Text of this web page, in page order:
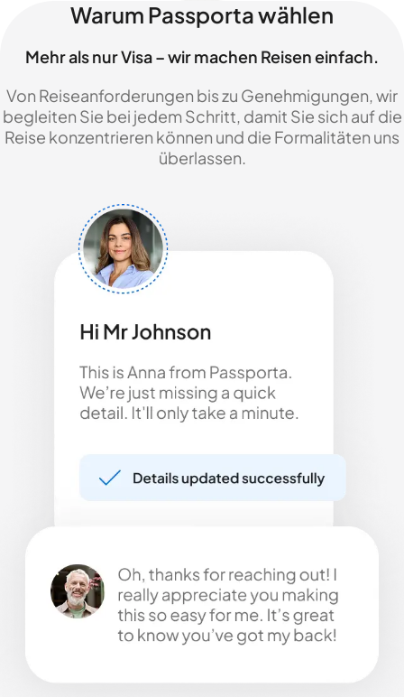
Warum Passporta wählen
Mehr als nur Visa – wir machen Reisen einfach.
Von Reiseanforderungen bis zu Genehmigungen, wir
begleiten Sie bei jedem Schritt, damit Sie sich auf die
Reise konzentrieren können und die Formalitäten uns
überlassen.